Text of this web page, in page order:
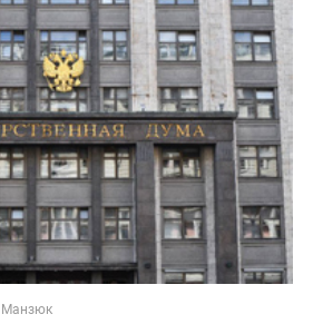
Манзюк